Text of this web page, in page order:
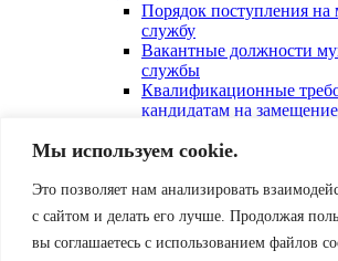
Мы используем cookie.
Это позволяет нам анализировать
с сайтом и делать его лучше. Продолжая
вы соглашаетесь с использованием файлов
Порядок поступления
службу
Вакантные должности
службы
Квалификационные
кандидатам на
Порядок формирования
депутатов по
служебному поведению и
конфликта интересов
Правила обработки